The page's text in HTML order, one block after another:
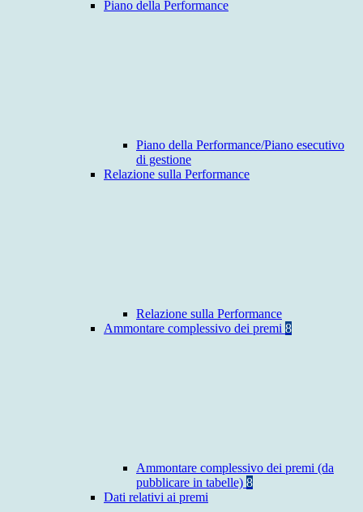
Piano della Performance
Piano della Performance/Piano esecutivo
di gestione
Relazione sulla Performance
Relazione sulla Performance
Ammontare complessivo dei premi 8
Ammontare complessivo dei premi (da
pubblicare in tabelle) 8
Dati relativi ai premi